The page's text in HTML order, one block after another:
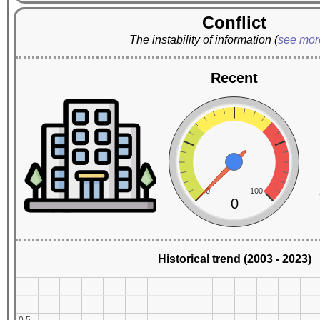
Conflict
The instability of information (see
Recent
0 100
0
Historical trend (2003 - 2023)